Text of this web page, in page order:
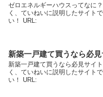
ゼロエネルギーハウスってなに
く、ていねいに説明したサイト
い！ URL:
新築一戸建て買うなら必
新築一戸建て買うなら必見サイ
く、ていねいに説明したサイト
い！ URL: